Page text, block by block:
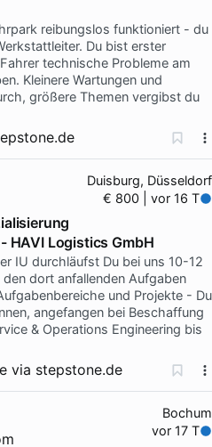
reibungslos funktioniert - du
Du bist erster
technische Probleme am
Kleinere Wartungen und
größere Themen vergibst du
Duisburg, Düsseldorf
€ 800 | vor 16 T
HAVI Logistics GmbH
IU durchläufst Du bei uns 10-12
dort anfallenden Aufgaben
und Projekte - Du
angefangen bei Beschaffung
& Operations Engineering bis
via stepstone.de
Bochum
vor 17 T